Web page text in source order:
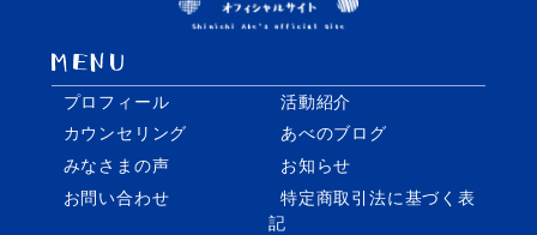
プロフィール
活動紹介
カウンセリング
あべのブログ
みなさまの声
お知らせ
お問い合わせ
特定商取引法に基づく表
記